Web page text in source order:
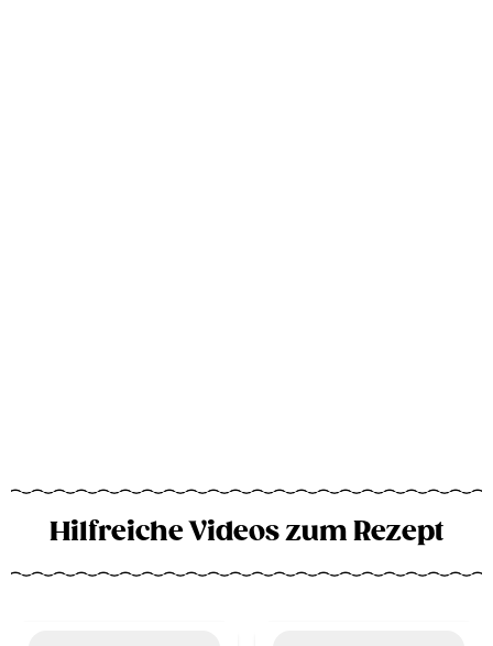
Hilfreiche Videos zum Rezept